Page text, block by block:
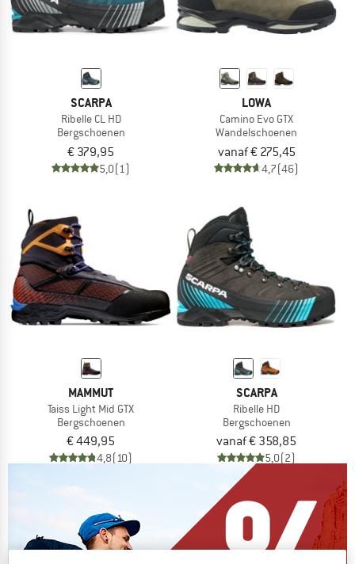
SCARPA
Ribelle CL HD
Bergschoenen
€ 379,95
5,0(1)
LOWA
Camino Evo GTX
Wandelschoenen
vanaf € 275,45
4,7(46)
MAMMUT
Taiss Light Mid GTX
Bergschoenen
€ 449,95
4,8(10)
SCARPA
Ribelle HD
Bergschoenen
vanaf € 358,85
5,0(2)